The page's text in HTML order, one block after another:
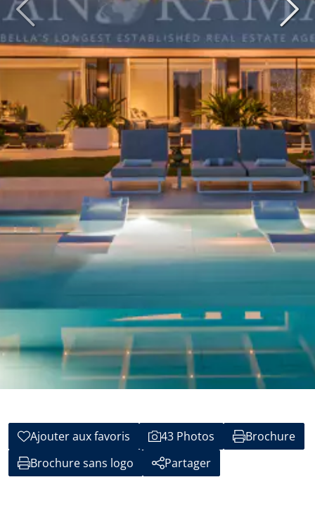
Ajouter aux favoris 43 Photos
Brochure
Brochure sans logo
Partager